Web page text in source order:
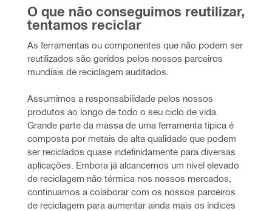
O que não conseguimos reutilizar,
tentamos reciclar
As ferramentas ou componentes que não podem ser
reutilizados são geridos pelos nossos parceiros
mundiais de reciclagem auditados.
Assumimos a responsabilidade pelos nossos
produtos ao longo de todo o seu ciclo de vida.
Grande parte da massa de uma ferramenta típica é
composta por metais de alta qualidade que podem
ser reciclados quase indefinidamente para diversas
aplicações. Embora já alcancemos um nível elevado
de reciclagem não térmica nos nossos mercados,
continuamos a colaborar com os nossos parceiros
de reciclagem para aumentar ainda mais os índices